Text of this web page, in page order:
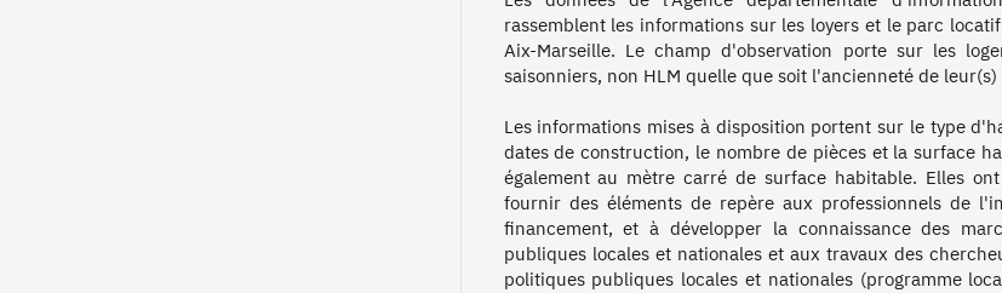
rassemblent les informations sur les loyers et le parc
Aix-Marseille. Le champ d'observation porte sur les
saisonniers, non HLM quelle que soit l'ancienneté de leur(s)
Les informations mises à disposition portent sur le type
dates de construction, le nombre de pièces et la surface
également au mètre carré de surface habitable. Elles
fournir des éléments de repère aux professionnels de
financement, et à développer la connaissance des
publiques locales et nationales et aux travaux des
politiques publiques locales et nationales (programme